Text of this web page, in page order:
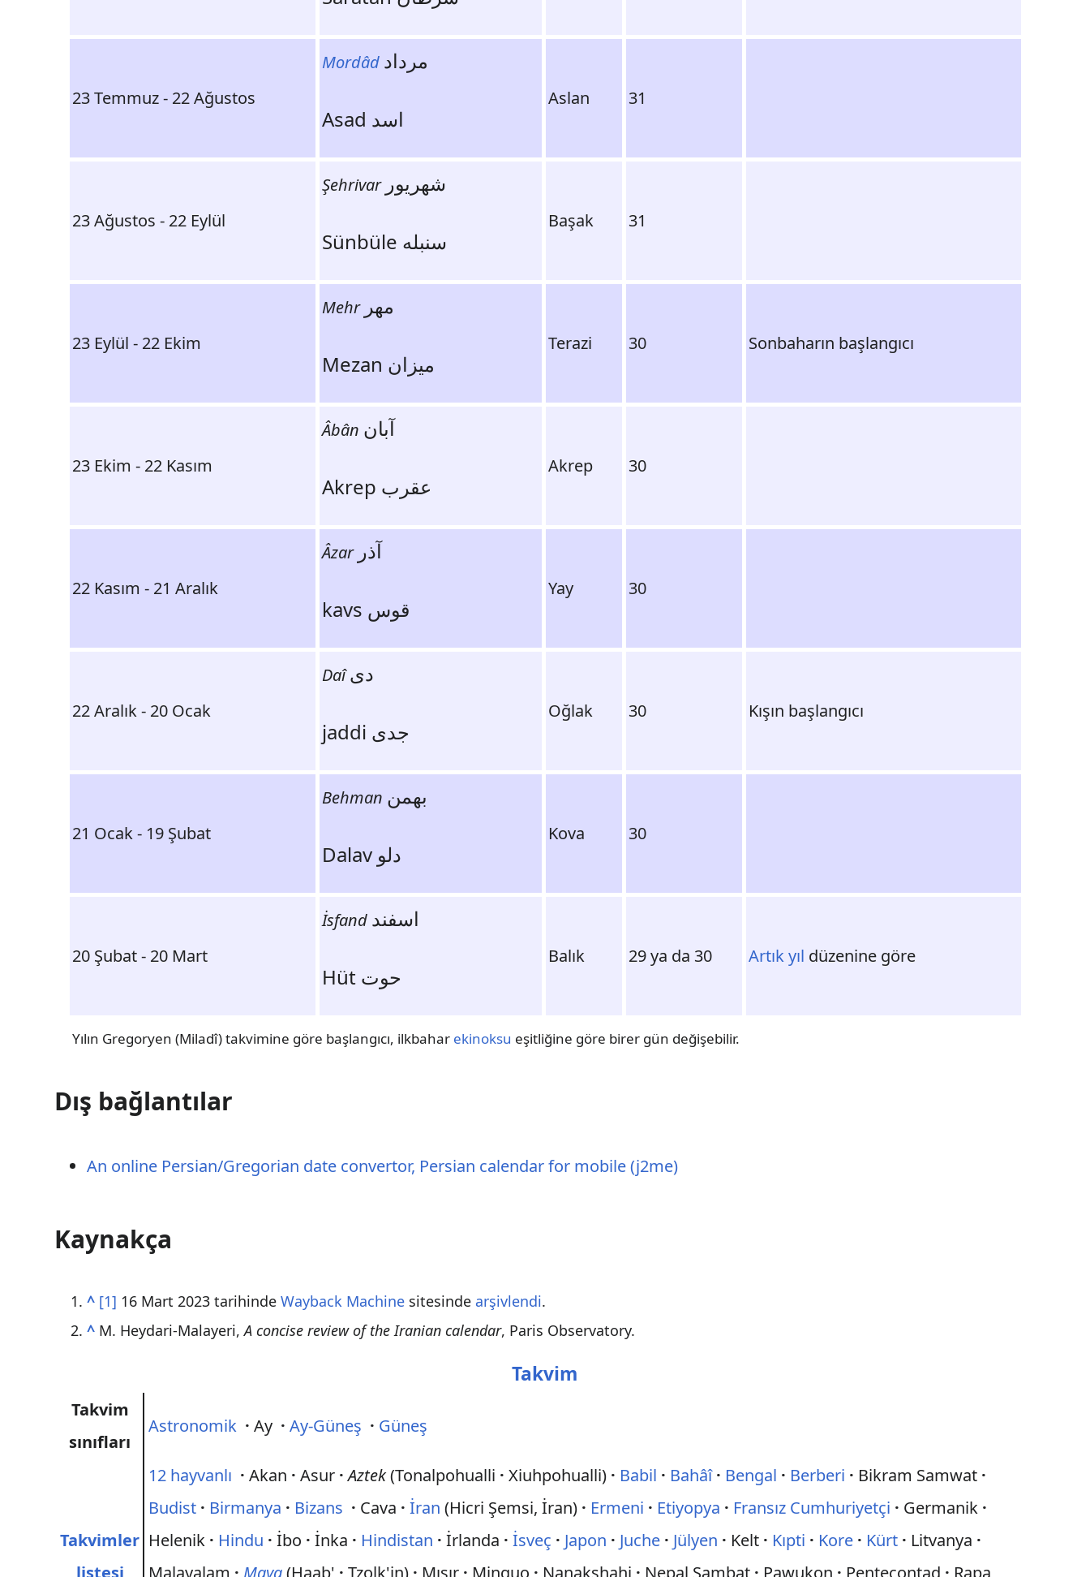
23 Temmuz - 22 Ağustos
Mordâd مرداد
Asad اسد
Aslan 31
23 Ağustos - 22 Eylül
Şehrivar شهریور
Sünbüle سنبله
Başak 31
23 Eylül - 22 Ekim
Mehr مهر
Mezan میزان
Terazi 30 Sonbaharın başlangıcı
23 Ekim - 22 Kasım
Âbân آبان
Akrep عقرب
Akrep 30
22 Kasım - 21 Aralık
Âzar آذر
kavs قوس
Yay 30
22 Aralık - 20 Ocak
Daî دی
jaddi جدی
Oğlak 30 Kışın başlangıcı
21 Ocak - 19 Şubat
Behman بهمن
Dalav دلو
Kova 30
20 Şubat - 20 Mart
İsfand اسفند
Hüt حوت
Balık 29 ya da 30 Artık yıl düzenine göre
Yılın Gregoryen (Miladî) takvimine göre başlangıcı, ilkbahar ekinoksu eşitliğine göre birer gün değişebilir.
Dış bağlantılar
An online Persian/Gregorian date convertor, Persian calendar for mobile (j2me)
Kaynakça
^ [1] 16 Mart 2023 tarihindeWayback Machine sitesinde arşivlendi.
^ M. Heydari-Malayeri,A concise review of the Iranian calendar, Paris Observatory.
Takvim
Takvim
sınıfları
Astronomik · Ay · Ay-Güneş · Güneş
Takvimler
listesi
12 hayvanlı · Akan · Asur · Aztek(Tonalpohualli · Xiuhpohualli) · Babil · Bahâî · Bengal · Berberi · Bikram Samwat ·
Budist · Birmanya · Bizans · Cava · İran (Hicri Şemsi, İran) · Ermeni · Etiyopya · Fransız Cumhuriyetçi · Germanik ·
Helenik · Hindu · İbo · İnka · Hindistan · İrlanda · İsveç · Japon · Juche · Jülyen · Kelt · Kıpti · Kore · Kürt · Litvanya ·
Malayalam · Maya(Haab' · Tzolk'in) · Mısır · Minguo · Nanakshahi · Nepal Sambat · Pawukon · Pentecontad · Rapa